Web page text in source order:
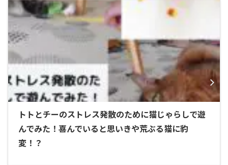
トトとチーのストレス発散のために猫じゃらしで遊
んでみた！喜んでいると思いきや荒ぶる猫に豹
変！？